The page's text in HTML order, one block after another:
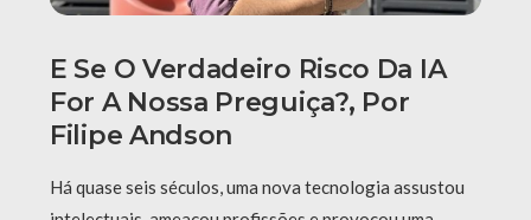
E Se O Verdadeiro Risco Da IA
For A Nossa Preguiça?, Por
Filipe Andson
Há quase seis séculos, uma nova tecnologia assustou